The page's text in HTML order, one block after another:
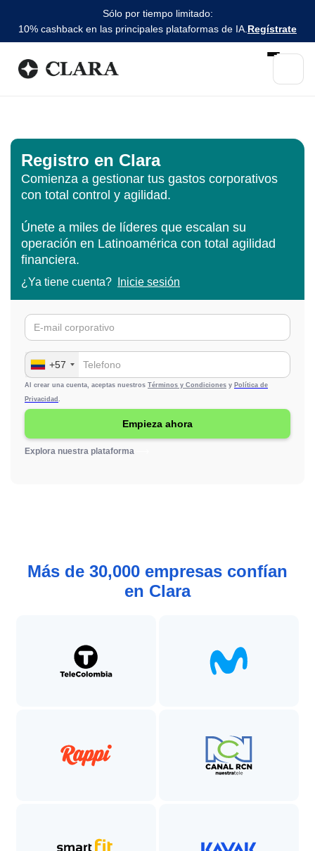
Sólo por tiempo limitado:
10% cashback en las principales plataformas de IA. Regístrate
Registro en Clara
Comienza a gestionar tus gastos corporativos
con total control y agilidad.
Únete a miles de líderes que escalan su
operación en Latinoamérica con total agilidad
financiera.
¿Ya tiene cuenta? Inicie sesión
+57
Al crear una cuenta, aceptas nuestros Términos y Condiciones y Política de
Privacidad .
Explora nuestra plataforma
Más de 30,000 empresas confían
en Clara